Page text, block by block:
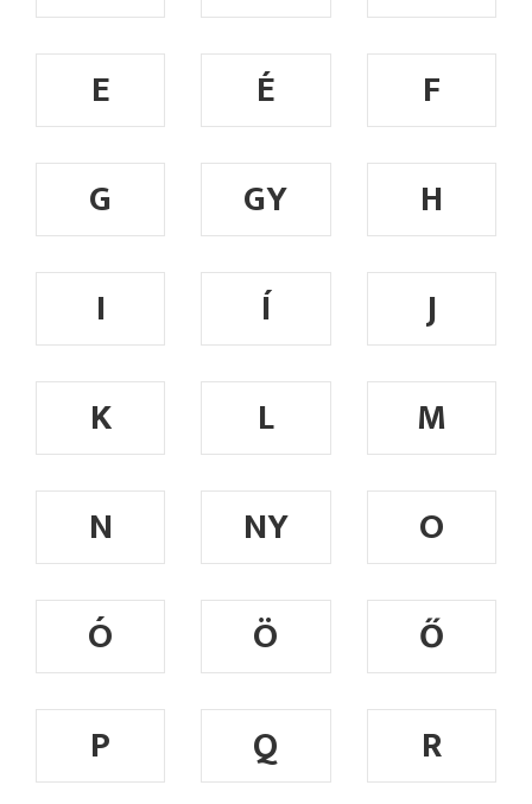
E
É
F
G
GY
H
I
Í
J
K
L
M
N
NY
O
Ó
Ö
Ő
P
Q R